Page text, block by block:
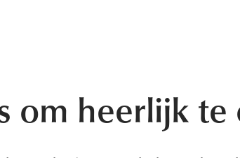
om heerlijk te